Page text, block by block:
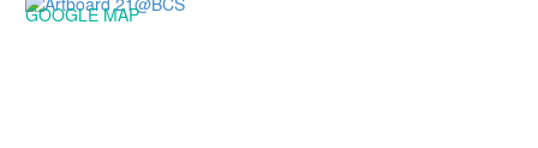
GOOGLE MAP